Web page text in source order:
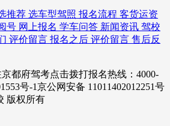
推荐 选车型驾照 报名流程 客货运资
号 网上报名 学车问答 新闻资讯 驾校
评价留言 报名之后 评价留言 售后反
都府驾考点击拨打报名热线：4000-
号-1京公网安备 11011402012251号
版权所有